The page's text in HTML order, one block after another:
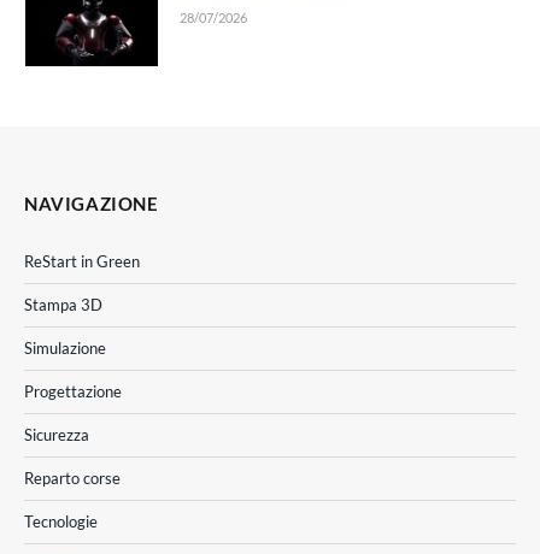
28/07/2026
NAVIGAZIONE
ReStart in Green
Stampa 3D
Simulazione
Progettazione
Sicurezza
Reparto corse
Tecnologie